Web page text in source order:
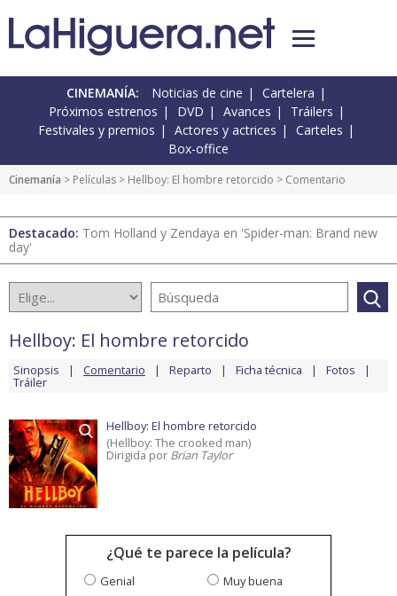
CINEMANÍA: Noticias de cine
Cartelera
Próximos estrenos
DVD Avances
Tráilers
Festivales y premios
Actores y actrices
Carteles
Box-office
Cinemanía > Películas > Hellboy: El hombre retorcido > Comentario
Destacado: Tom Holland y Zendaya en 'Spider-man: Brand new
day'
Hellboy: El hombre retorcido
Sinopsis Comentario Reparto Ficha técnica Fotos
Tráiler
Hellboy: El hombre retorcido
(Hellboy: The crooked man)
Dirigida por Brian Taylor
¿Qué te parece la película?
Genial
Muy buena